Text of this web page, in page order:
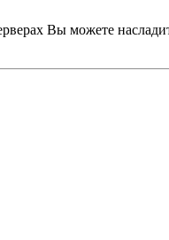
Вы можете